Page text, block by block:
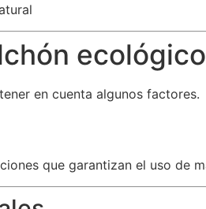
ecológico
en cuenta algunos factores.
que garantizan el uso de